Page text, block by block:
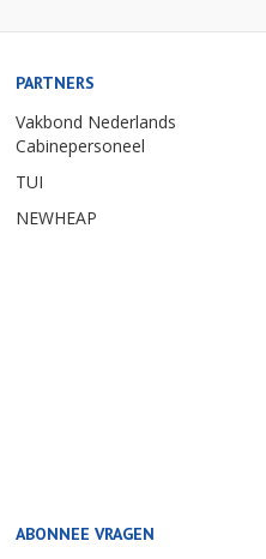
PARTNERS
Vakbond Nederlands
Cabinepersoneel
TUI
NEWHEAP
ABONNEE VRAGEN